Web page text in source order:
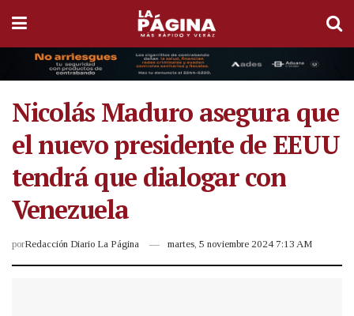
Nicolás Maduro asegura que
el nuevo presidente de EEUU
tendrá que dialogar con
Venezuela
porRedacción Diario La Página martes, 5 noviembre 2024 7:13 AM